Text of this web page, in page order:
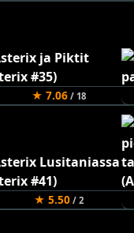
★ 7.06/ 18
★ 5.50/ 2